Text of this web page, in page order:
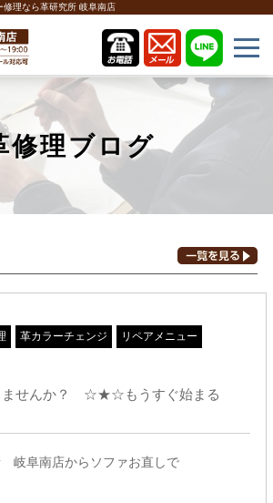
理なら革研究所 岐阜南店
修理ブログ
革カラーチェンジ リペアメニュー
ませんか？ ☆★☆もうすぐ始まる
岐阜南店からソファお直しで